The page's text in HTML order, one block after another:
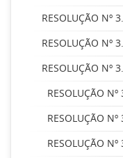
RESOLUÇÃO Nº
RESOLUÇÃO Nº
RESOLUÇÃO Nº
RESOLUÇÃO
RESOLUÇÃO
RESOLUÇÃO